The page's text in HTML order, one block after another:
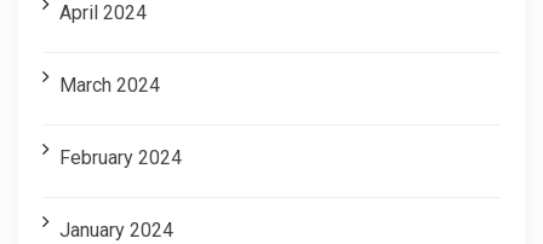
April 2024
March 2024
February 2024
January 2024